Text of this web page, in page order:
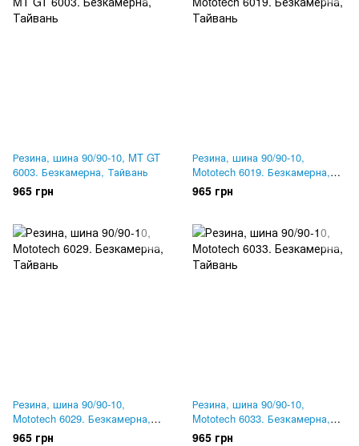
Резина, шина 90/90-10, MT GT
6003. Безкамерна, Тайвань
965 грн
Резина, шина 90/90-10,
Mototech 6019. Безкамерна,
Тайвань
965 грн
Резина, шина 90/90-10,
Mototech 6029. Безкамерна,
Тайвань
965 грн
Резина, шина 90/90-10,
Mototech 6033. Безкамерна,
Тайвань
965 грн